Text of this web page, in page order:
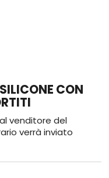
CON
venditore del
verrà inviato